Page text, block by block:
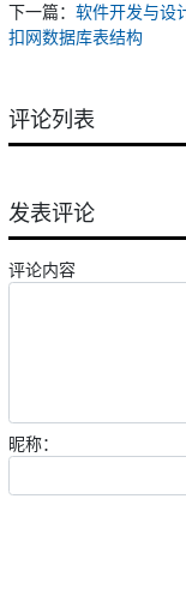
下一篇： 软件开发与设
扣网数据库表结构
评论列表
发表评论
评论内容
昵称：